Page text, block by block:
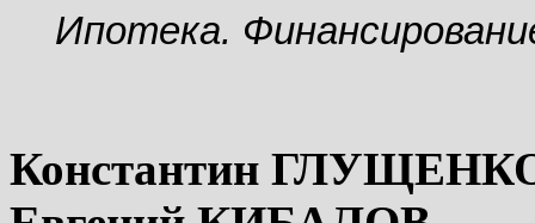
Ипотека.
Константин